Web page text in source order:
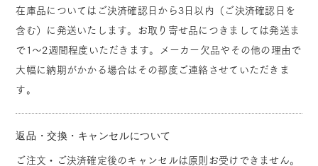
在庫品についてはご決済確認日から3日以内（ご決済確認日を
含む）に発送いたします。お取り寄せ品につきましては発送ま
で1～2週間程度いただきます。メーカー欠品やその他の理由で
大幅に納期がかかる場合はその都度ご連絡させていただきま
す。
返品・交換・キャンセルについて
ご注文・ご決済確定後のキャンセルは原則お受けできません。